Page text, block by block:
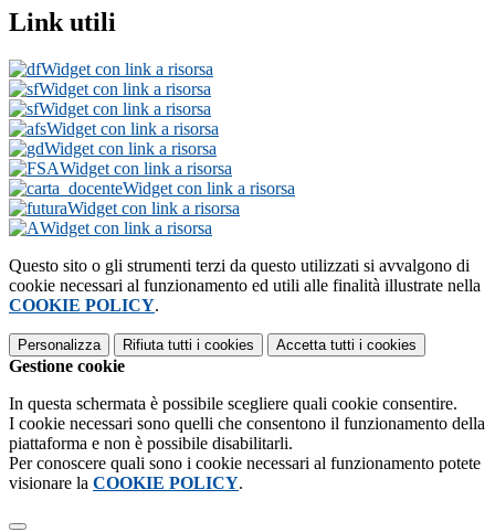
Link utili
Widget con link a risorsa
Widget con link a risorsa
Widget con link a risorsa
Widget con link a risorsa
Widget con link a risorsa
Widget con link a risorsa
Widget con link a risorsa
Widget con link a risorsa
Widget con link a risorsa
Questo sito o gli strumenti terzi da questo utilizzati si avvalgono di
cookie necessari al funzionamento ed utili alle finalità illustrate nella
COOKIE POLICY.
Personalizza Rifiuta tutti i cookies Accetta tutti i cookies
Gestione cookie
In questa schermata è possibile scegliere quali cookie consentire.
I cookie necessari sono quelli che consentono il funzionamento della
piattaforma e non è possibile disabilitarli.
Per conoscere quali sono i cookie necessari al funzionamento potete
visionare la COOKIE POLICY.